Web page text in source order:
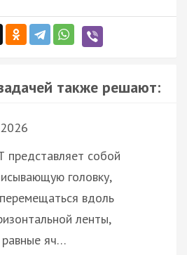
также решают:
представляет собой
головку,
вдоль
ленты,
яч…